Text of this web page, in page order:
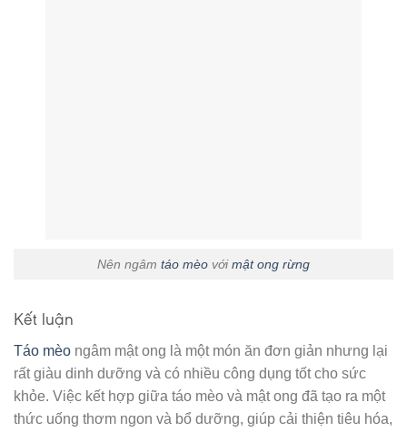
Nên ngâm táo mèo vớimật ong rừng
Kết luận
Táo mèo ngâm mật ong là một món ăn đơn giản nhưng lại
rất giàu dinh dưỡng và có nhiều công dụng tốt cho sức
khỏe. Việc kết hợp giữa táo mèo và mật ong đã tạo ra một
thức uống thơm ngon và bổ dưỡng, giúp cải thiện tiêu hóa,